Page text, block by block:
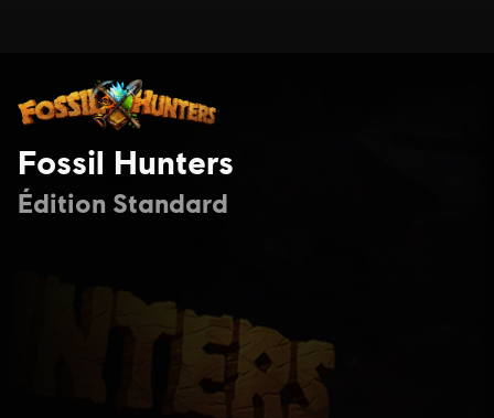
Fossil Hunters
Édition Standard